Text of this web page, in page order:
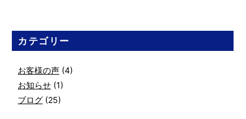
カテゴリー
お客様の声 (4)
お知らせ (1)
ブログ (25)